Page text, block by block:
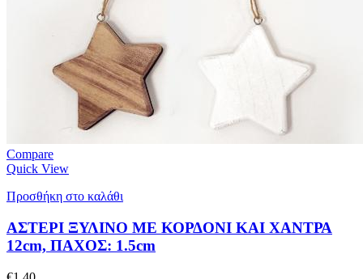
Compare
Quick View
Προσθήκη στο καλάθι
ΑΣΤΕΡΙ ΞΥΛΙΝΟ ΜΕ ΚΟΡΔΟΝΙ ΚΑΙ ΧΑΝΤΡΑ
12cm, ΠΑΧΟΣ: 1.5cm